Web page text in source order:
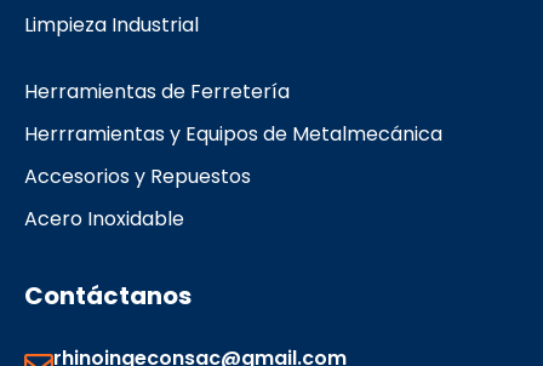
Limpieza Industrial
Herramientas de Ferretería
Herrramientas y Equipos de Metalmecánica
Accesorios y Repuestos
Acero Inoxidable
Contáctanos
rhinoingeconsac@gmail.com